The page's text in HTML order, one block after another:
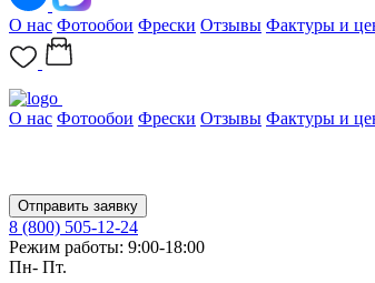
О нас Фотообои Фрески Отзывы Фактуры и
О нас Фотообои Фрески Отзывы Фактуры и
Отправить заявку
8 (800) 505-12-24
Режим работы: 9:00-18:00
Пн- Пт.